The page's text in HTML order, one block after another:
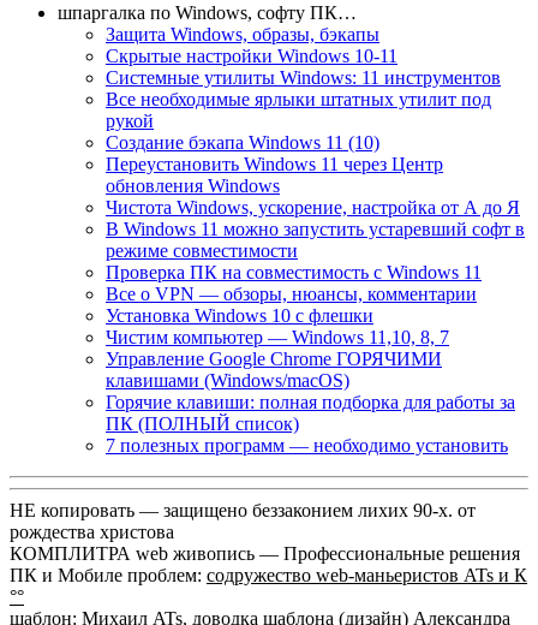
шпаргалка по Windows, софту ПК…
Защита Windows, образы, бэкапы
Скрытые настройки Windows 10-11
Системные утилиты Windows: 11 инструментов
Все необходимые ярлыки штатных утилит под
рукой
Создание бэкапа Windows 11 (10)
Переустановить Windows 11 через Центр
обновления Windows
Чистота Windows, ускорение, настройка от А до Я
В Windows 11 можно запустить устаревший софт в
режиме совместимости
Проверка ПК на совместимость с Windows 11
Все о VPN — обзоры, нюансы, комментарии
Установка Windows 10 с флешки
Чистим компьютер — Windows 11,10, 8, 7
Управление Google Chrome ГОРЯЧИМИ
клавишами (Windows/macOS)
Горячие клавиши: полная подборка для работы за
ПК (ПОЛНЫЙ список)
7 полезных программ — необходимо установить
НЕ копировать — защищено беззаконием лихих 90-х. от
рождества христова
КОМПЛИТРА web живопись — Профессиональные решения
ПК и Мобиле проблем: содружество web-маньеристов ATs и К
°°
шаблон: Михаил ATs, доводка шаблона (дизайн) Александра